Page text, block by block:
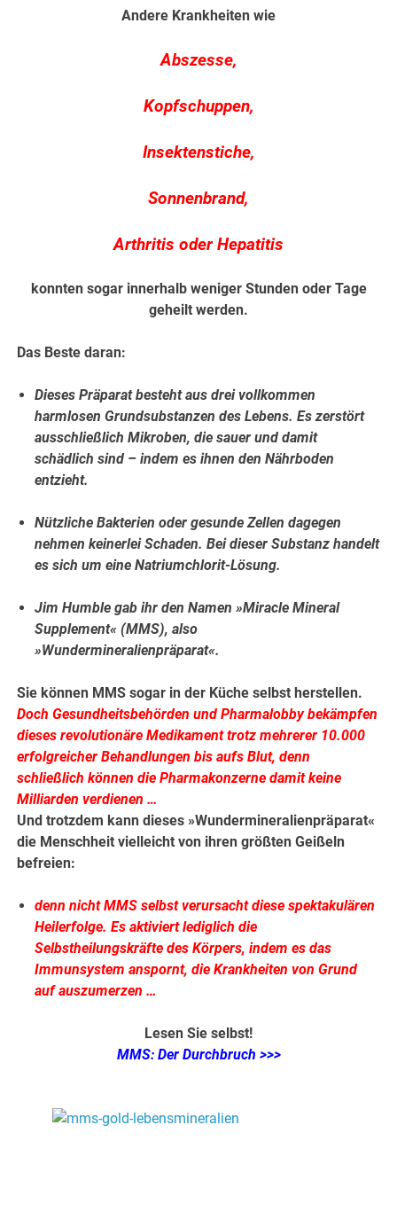
Andere Krankheiten wie
Abszesse,
Kopfschuppen,
Insektenstiche,
Sonnenbrand,
Arthritis oder Hepatitis
konnten sogar innerhalb weniger Stunden oder Tage
geheilt werden.
Das Beste daran:
Dieses Präparat besteht aus drei vollkommen
harmlosen Grundsubstanzen des Lebens. Es zerstört
ausschließlich Mikroben, die sauer und damit
schädlich sind – indem es ihnen den Nährboden
entzieht.
Nützliche Bakterien oder gesunde Zellen dagegen
nehmen keinerlei Schaden. Bei dieser Substanz handelt
es sich um eine Natriumchlorit-Lösung.
Jim Humble gab ihr den Namen »Miracle Mineral
Supplement« (MMS), also
»Wundermineralienpräparat«.
Sie können MMS sogar in der Küche selbst herstellen.
Doch Gesundheitsbehörden und Pharmalobby bekämpfen
dieses revolutionäre Medikament trotz mehrerer 10.000
erfolgreicher Behandlungen bis aufs Blut, denn
schließlich können die Pharmakonzerne damit keine
Milliarden verdienen …
Und trotzdem kann dieses »Wundermineralienpräparat«
die Menschheit vielleicht von ihren größten Geißeln
befreien:
denn nicht MMS selbst verursacht diese spektakulären
Heilerfolge. Es aktiviert lediglich die
Selbstheilungskräfte des Körpers, indem es das
Immunsystem anspornt, die Krankheiten von Grund
auf auszumerzen …
Lesen Sie selbst!
MMS: Der Durchbruch >>>